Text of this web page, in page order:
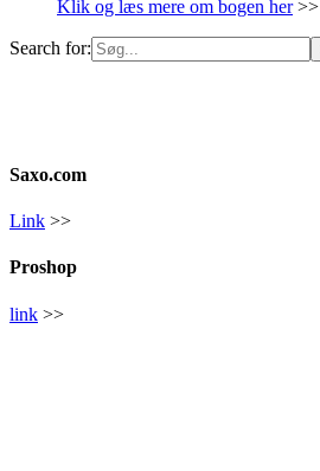
Klik og læs mere om bogen her>>
Search for:
Saxo.com
Link >>
Proshop
link >>